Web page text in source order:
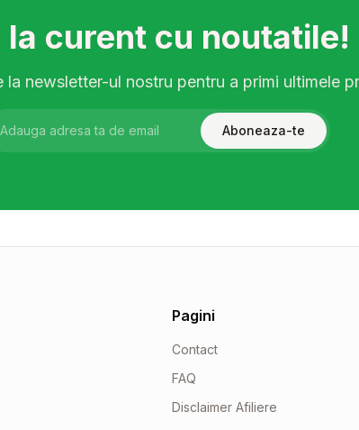
la curent cu noutatile!
la newsletter-ul nostru pentru a primi ultimele
Aboneaza-te
Pagini
Contact
FAQ
Disclaimer Afiliere